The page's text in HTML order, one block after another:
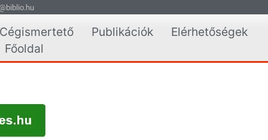
Cégismertető Publikációk
Elérhetőségek
Főoldal